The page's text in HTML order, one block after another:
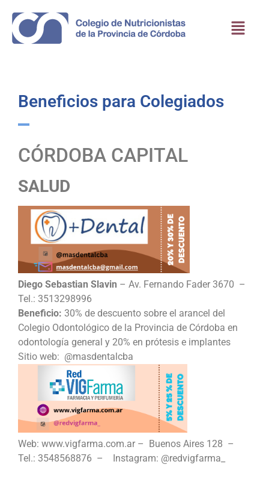
Beneficios para Colegiados
CÓRDOBA CAPITAL
SALUD
Diego Sebastian Slavin – Av. Fernando Fader 3670 –
Tel.: 3513298996
Beneficio: 30% de descuento sobre el arancel del
Colegio Odontológico de la Provincia de Córdoba en
odontología general y 20% en prótesis e implantes
Sitio web: @masdentalcba
Web: www.vigfarma.com.ar – Buenos Aires 128 –
Tel.: 3548568876 – Instagram: @redvigfarma_